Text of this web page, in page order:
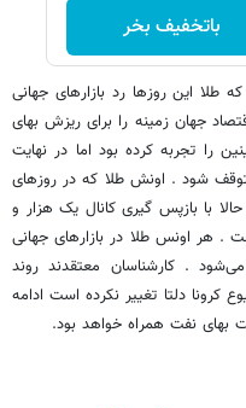
باتخفیف بخر
این روزها رد بازارهای جهانی
جهان زمینه را برای ریزش بهای
را تجربه کرده بود اما در نهایت
شود . اونش طلا که در روزهای
نشسته بود حالا با بازپس گیری کانال یک هزار و
. هر اونس طلا در بازارهای جهانی
79 سنت معامله می‌شود . کارشناسان معتقدند روند
کرونا دلتا تغییر نکرده است ادامه
نفت همراه خواهد بود.